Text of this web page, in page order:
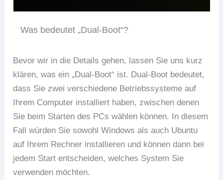
Was bedeutet „Dual-Boot“?
Bevor wir in die Details gehen, lassen Sie uns kurz
klären, was ein „Dual-Boot“ ist. Dual-Boot bedeutet,
dass Sie zwei verschiedene Betriebssysteme auf
Ihrem Computer installiert haben, zwischen denen
Sie beim Starten des PCs wählen können. In diesem
Fall würden Sie sowohl Windows als auch Ubuntu
auf Ihrem Rechner installieren und können dann bei
jedem Start entscheiden, welches System Sie
verwenden möchten.